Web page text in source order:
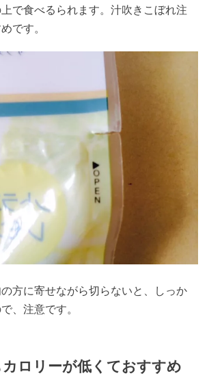
で食べるられます。汁吹きこぼれ注
です。
方に寄せながら切らないと、しっか
、注意です。
ロリーが低くておすすめ